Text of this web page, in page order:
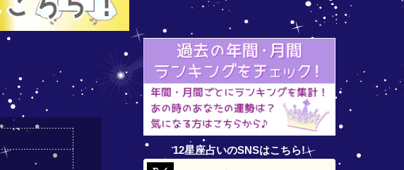
12星座占いのSNSはこちら!